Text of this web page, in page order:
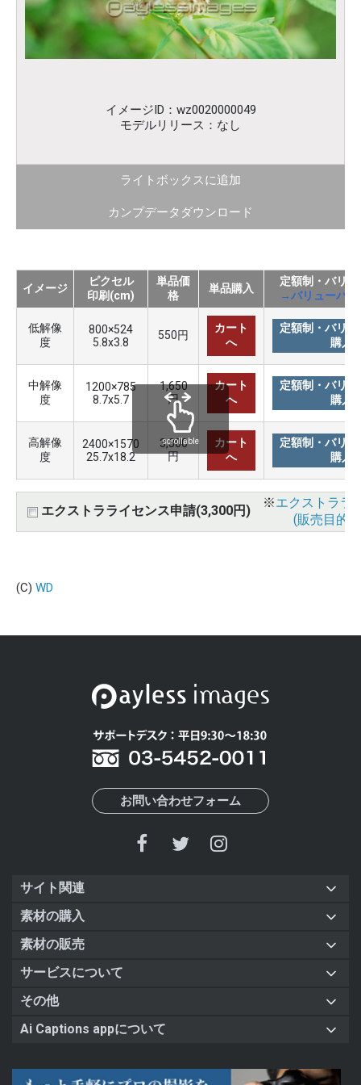
イメージID：wz0020000049
モデルリリース：なし
ライトボックスに追加
カンプデータダウンロード
イメージ
ピクセル
印刷(cm)
単品価
格
単品購入
定額制・バリ
→バリューパッ
低解像
度
800×524
5.8x3.8
550円
カート
へ
定額制・バリ
購入
中解像
度
1200×785
8.7x5.7
1,650
円
カート
へ
定額制・バリ
購入
高解像
度
2400×1570
25.7x18.2
3,300
円
カート
へ
定額制・バリ
購入
エクストラライセンス申請(3,300円)
※エクストララ
(販売目的
scrollable
(C) WD
お問い合わせフォーム
サイト関連
素材の購入
素材の販売
サービスについて
その他
Ai Captions appについて